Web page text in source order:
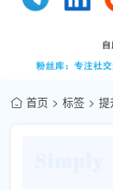
首页 标签 提